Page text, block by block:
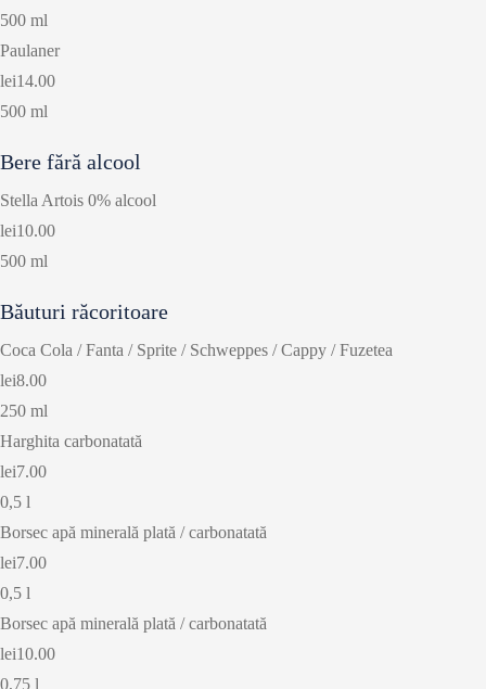
500 ml
Paulaner
lei14.00
500 ml
Bere fără alcool
Stella Artois 0% alcool
lei10.00
500 ml
Băuturi răcoritoare
Coca Cola / Fanta / Sprite / Schweppes / Cappy / Fuzetea
lei8.00
250 ml
Harghita carbonatată
lei7.00
0,5 l
Borsec apă minerală plată / carbonatată
lei7.00
0,5 l
Borsec apă minerală plată / carbonatată
lei10.00
0,75 l